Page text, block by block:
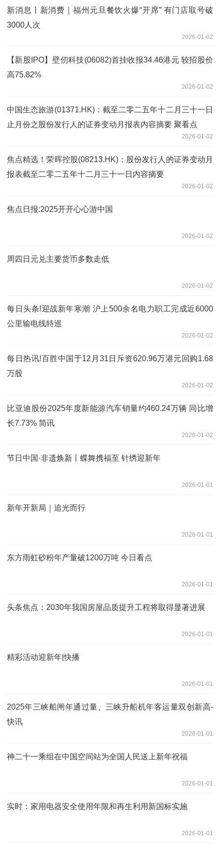
新消息丨新消费｜福州元旦餐饮火爆“开席” 有门店取号破
3000人次
2026-01-02
【新股IPO】壁仞科技(06082)首挂收报34.46港元 较招股价
高75.82%
2026-01-02
中国生态旅游(01371.HK)：截至二零二五年十二月三十一日
止月份之股份发行人的证券变动月报表内容摘要 聚看点
2026-01-02
焦点精选！荣晖控股(08213.HK)：股份发行人的证券变动月
报表截至二零二五年十二月三十一日内容摘要
2026-01-02
焦点日报:2025开开心心游中国
2026-01-02
周四日元兑主要货币多数走低
2026-01-02
每日头条!迎战新年寒潮 沪上500余名电力职工完成近6000
公里输电线特巡
2026-01-02
每日热讯!百胜中国于12月31日斥资620.96万港元回购1.68
万股
2026-01-02
比亚迪股份2025年度新能源汽车销量约460.24万辆 同比增
长7.73% 简讯
2026-01-02
节日中国·非遗焕新丨蝶舞携福至 针绣迎新年
2026-01-01
新年开新局｜追光而行
2026-01-01
东方雨虹砂粉年产量破1200万吨 今日看点
2026-01-01
头条焦点：2030年我国房屋品质提升工程将取得显著进展
2026-01-01
精彩活动迎新年|快播
2026-01-01
2025年三峡船闸年通过量、三峡升船机年客运量双创新高-
快讯
2026-01-01
神二十一乘组在中国空间站为全国人民送上新年祝福
2026-01-01
实时：家用电器安全使用年限和再生利用新国标实施
2026-01-01